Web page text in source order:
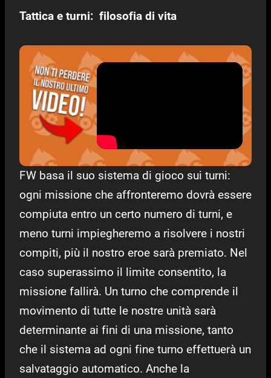
Tattica e turni: filosofia di vita
FW basa il suo sistema di gioco sui turni:
ogni missione che affronteremo dovrà essere
compiuta entro un certo numero di turni, e
meno turni impiegheremo a risolvere i nostri
compiti, più il nostro eroe sarà premiato. Nel
caso superassimo il limite consentito, la
missione fallirà. Un turno che comprende il
movimento di tutte le nostre unità sarà
determinante ai fini di una missione, tanto
che il sistema ad ogni fine turno effettuerà un
salvataggio automatico. Anche la